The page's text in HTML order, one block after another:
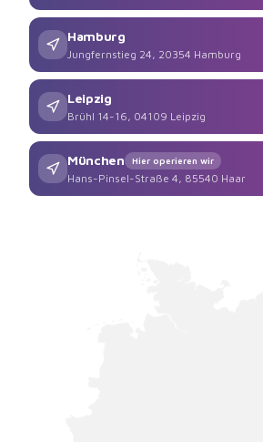
Hamburg
Jungfernstieg 24, 20354 Hamburg
Leipzig
Brühl 14-16, 04109 Leipzig
München Hier operieren wir
Hans-Pinsel-Straße 4, 85540 Haar